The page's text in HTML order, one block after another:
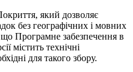
який дозволяє
без географічних і мовних
Програмне забезпечення в
містить технічні
для такого збору.